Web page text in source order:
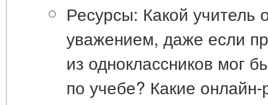
Ресурсы: Какой учитель
уважением, даже если
из одноклассников мог
по учебе? Какие